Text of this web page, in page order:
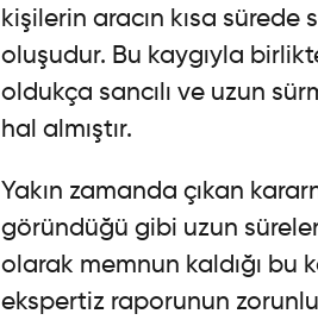
kişilerin aracın kısa
oluşudur. Bu kaygıyla
oldukça sancılı ve uzun
hal almıştır.
Yakın zamanda çıkan
göründüğü gibi uzun
olarak memnun kaldığı bu
ekspertiz raporunun